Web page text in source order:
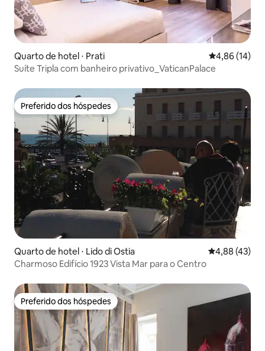
Quarto de hotel ⋅ Prati 4,86 de uma
4,86 (14)
Suíte Tripla com banheiro privativo_VaticanPalace
Preferido dos hóspedes
Preferido dos hóspedes
Quarto de hotel ⋅ Lido di Ostia 4,88 de uma
4,88 (43)
Charmoso Edifício 1923 Vista Mar para o Centro
Preferido dos hóspedes
Preferido dos hóspedes